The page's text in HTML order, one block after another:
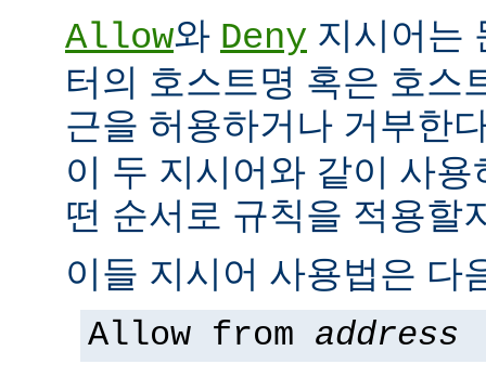
Allow와 Deny 지시어는
터의 호스트명 혹은 호스
근을 허용하거나 거부한
이 두 지시어와 같이 사
떤 순서로 규칙을 적용할
이들 지시어 사용법은 다
Allow from address